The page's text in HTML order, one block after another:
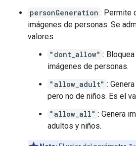
personGeneration : Permite
imágenes de personas. Se
valores:
"dont_allow" :
imágenes de personas.
"allow_adult" :
pero no de niños. Es el
"allow_all" : Genera
adultos y niños.